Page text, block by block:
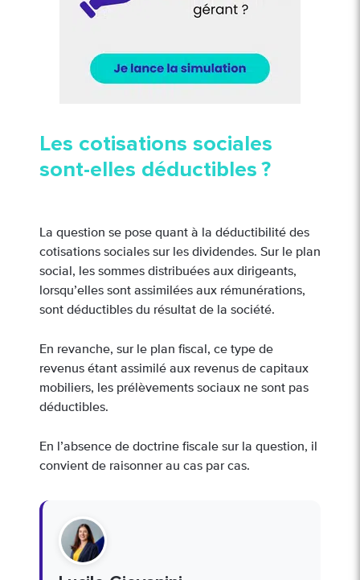
Les cotisations sociales
sont-elles déductibles ?
La question se pose quant à la déductibilité des
cotisations sociales sur les dividendes. Sur le plan
social, les sommes distribuées aux dirigeants,
lorsqu’elles sont assimilées aux rémunérations,
sont déductibles du résultat de la société.
En revanche, sur le plan fiscal, ce type de
revenus étant assimilé aux revenus de capitaux
mobiliers, les prélèvements sociaux ne sont pas
déductibles.
En l’absence de doctrine fiscale sur la question, il
convient de raisonner au cas par cas.